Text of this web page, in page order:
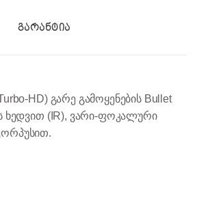
HD) გარე გამოყენების Bullet
ხედვით (IR), ვარი-ფოკალური